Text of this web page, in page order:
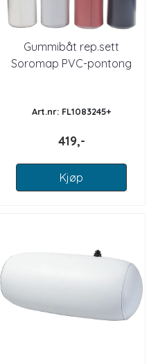
Gummibåt rep.sett
Soromap PVC-pontong
Art.nr: FL1083245+
419,-
Kjøp